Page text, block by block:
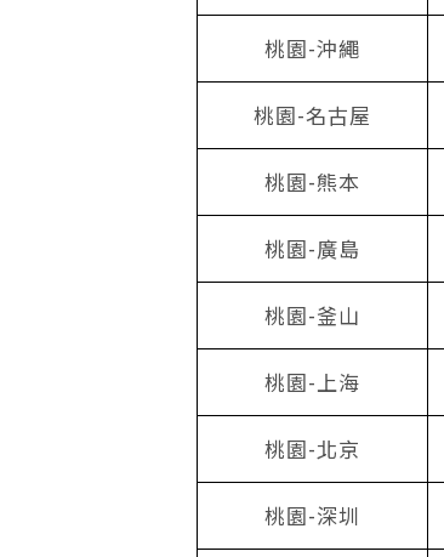
桃園-沖繩
桃園-名古屋
桃園-熊本
桃園-廣島
桃園-釜山
桃園-上海
桃園-北京
桃園-深圳